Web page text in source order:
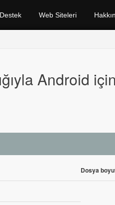
Destek Web Siteleri
Android
Dosya